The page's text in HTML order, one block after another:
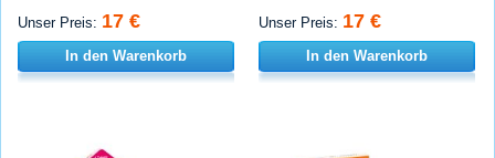
Unser Preis: 17 €
In den Warenkorb
Unser Preis: 17 €
In den Warenkorb